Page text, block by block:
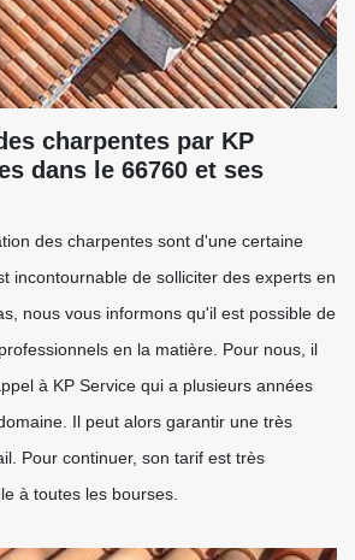
charpentes par KP
dans le 66760 et ses
des charpentes sont d'une certaine
incontournable de solliciter des experts en
nous vous informons qu'il est possible de
en la matière. Pour nous, il
à KP Service qui a plusieurs années
Il peut alors garantir une très
Pour continuer, son tarif est très
à toutes les bourses.